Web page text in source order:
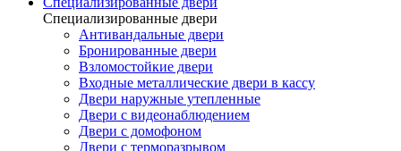
Специализированные двери
Антивандальные двери
Бронированные двери
Взломостойкие двери
Входные металлические двери в кассу
Двери наружные утепленные
Двери с видеонаблюдением
Двери с домофоном
Двери с терморазрывом